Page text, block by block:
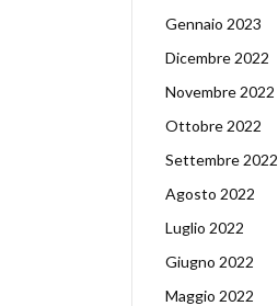
Gennaio 2023
Dicembre 2022
Novembre 2022
Ottobre 2022
Settembre 2022
Agosto 2022
Luglio 2022
Giugno 2022
Maggio 2022